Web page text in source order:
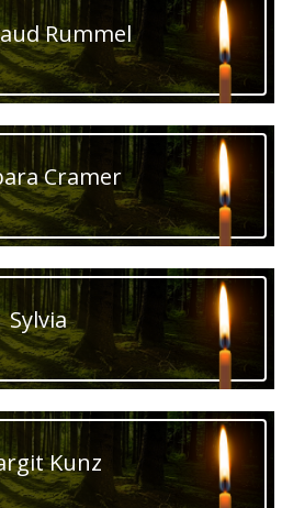
Rummel
Cramer
Sylvia
Kunz